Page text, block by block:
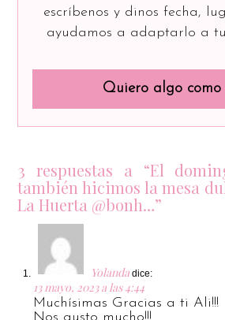
escríbenos y dinos fecha,
ayudamos a adaptarlo a
Quiero algo como
3 respuestas a “El
también hicimos la mesa
La Huerta @bonh…”
Yolanda dice:
13 mayo, 2023 a las 4:44
Muchísimas Gracias a ti Ali!!!